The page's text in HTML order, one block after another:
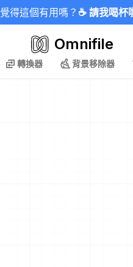
覺得這個有用嗎？ ☕ 請我喝杯
Omnifile
轉換器 背景移除器